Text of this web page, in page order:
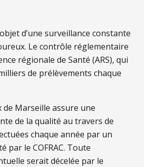
d’une surveillance constante
Le contrôle réglementaire
régionale de Santé (ARS), qui
de prélèvements chaque
de Marseille assure une
de la qualité au travers de
chaque année par un
par le COFRAC. Toute
serait décelée par le